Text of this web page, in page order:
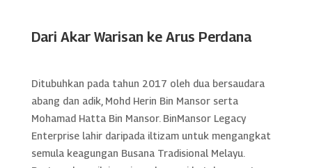
Dari Akar Warisan ke Arus Perdana
Ditubuhkan pada tahun 2017 oleh dua bersaudara
abang dan adik, Mohd Herin Bin Mansor serta
Mohamad Hatta Bin Mansor. BinMansor Legacy
Enterprise lahir daripada iltizam untuk mengangkat
semula keagungan Busana Tradisional Melayu.